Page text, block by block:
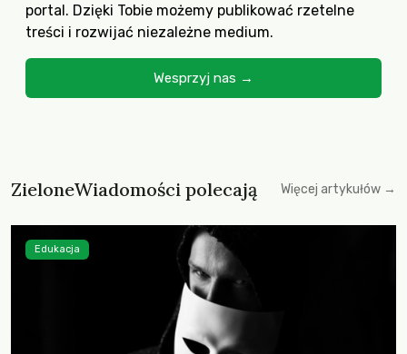
portal. Dzięki Tobie możemy publikować rzetelne
treści i rozwijać niezależne medium.
Wesprzyj nas →
ZieloneWiadomości polecają Więcej artykułów →
Edukacja